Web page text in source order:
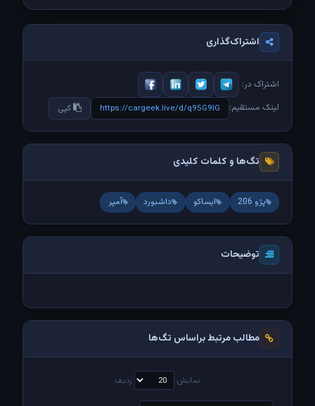
اشتراک‌گذاری
اشتراک در:
لینک مستقیم: https://cargeek.live/d/q95G9lG کپی
تگ‌ها و کلمات کلیدی
پژو 206 ایساکو داشبورد آمپر
توضیحات
مطالب مرتبط براساس تگ‌ها
نمایش ردیف